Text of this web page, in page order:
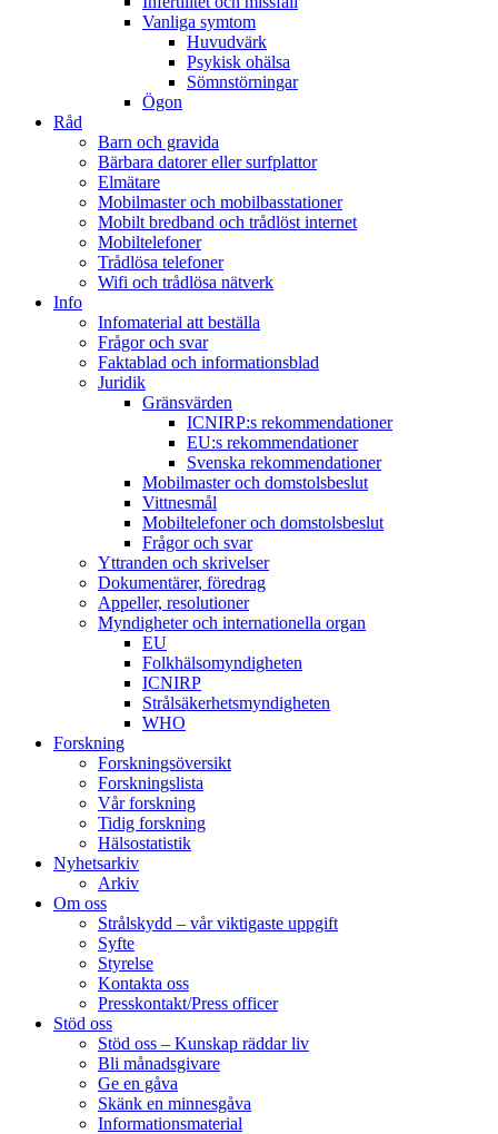
Vanliga symtom
Huvudvärk
Psykisk ohälsa
Sömnstörningar
Ögon
Råd
Barn och gravida
Bärbara datorer eller surfplattor
Elmätare
Mobilmaster och mobilbasstationer
Mobilt bredband och trådlöst internet
Mobiltelefoner
Trådlösa telefoner
Wifi och trådlösa nätverk
Info
Infomaterial att beställa
Frågor och svar
Faktablad och informationsblad
Juridik
Gränsvärden
ICNIRP:s rekommendationer
EU:s rekommendationer
Svenska rekommendationer
Mobilmaster och domstolsbeslut
Vittnesmål
Mobiltelefoner och domstolsbeslut
Frågor och svar
Yttranden och skrivelser
Dokumentärer, föredrag
Appeller, resolutioner
Myndigheter och internationella organ
EU
Folkhälsomyndigheten
ICNIRP
Strålsäkerhetsmyndigheten
WHO
Forskning
Forskningsöversikt
Forskningslista
Vår forskning
Tidig forskning
Hälsostatistik
Nyhetsarkiv
Arkiv
Om oss
Strålskydd – vår viktigaste uppgift
Syfte
Styrelse
Kontakta oss
Presskontakt/Press officer
Stöd oss
Stöd oss – Kunskap räddar liv
Bli månadsgivare
Ge en gåva
Skänk en minnesgåva
Informationsmaterial